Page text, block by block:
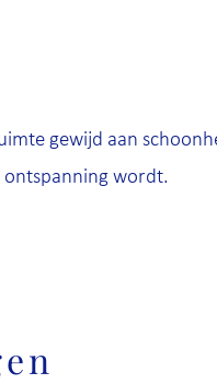
gewijd aan
ontspanning wordt.